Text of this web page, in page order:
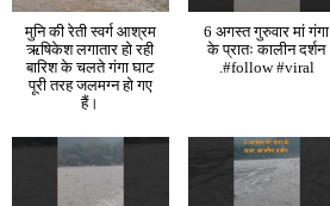
मुनि की रेती स्वर्ग आश्रम
ऋषिकेश लगातार हो रही
बारिश के चलते गंगा घाट
पूरी तरह जलमग्न हो गए
हैं।
6 अगस्त गुरुवार मां गंगा
के प्रातः कालीन दर्शन
.#follow #viral